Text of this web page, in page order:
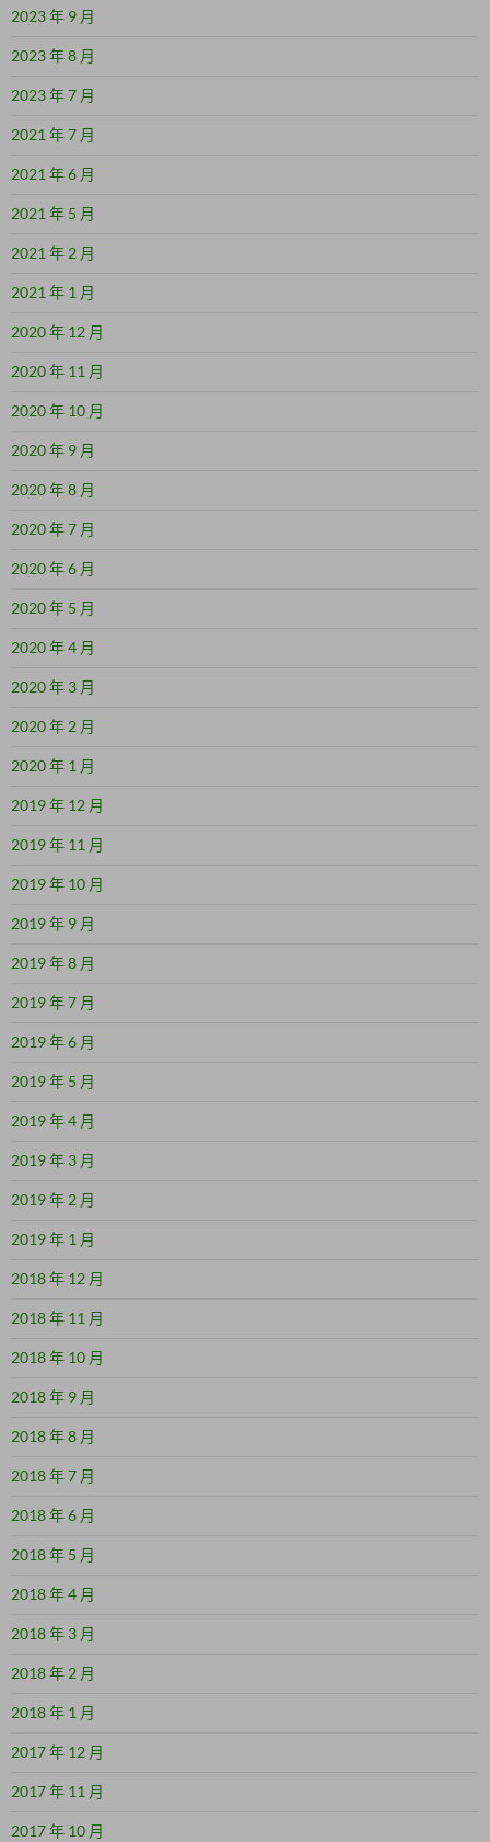
2023 年 9 月
2023 年 8 月
2023 年 7 月
2021 年 7 月
2021 年 6 月
2021 年 5 月
2021 年 2 月
2021 年 1 月
2020 年 12 月
2020 年 11 月
2020 年 10 月
2020 年 9 月
2020 年 8 月
2020 年 7 月
2020 年 6 月
2020 年 5 月
2020 年 4 月
2020 年 3 月
2020 年 2 月
2020 年 1 月
2019 年 12 月
2019 年 11 月
2019 年 10 月
2019 年 9 月
2019 年 8 月
2019 年 7 月
2019 年 6 月
2019 年 5 月
2019 年 4 月
2019 年 3 月
2019 年 2 月
2019 年 1 月
2018 年 12 月
2018 年 11 月
2018 年 10 月
2018 年 9 月
2018 年 8 月
2018 年 7 月
2018 年 6 月
2018 年 5 月
2018 年 4 月
2018 年 3 月
2018 年 2 月
2018 年 1 月
2017 年 12 月
2017 年 11 月
2017 年 10 月